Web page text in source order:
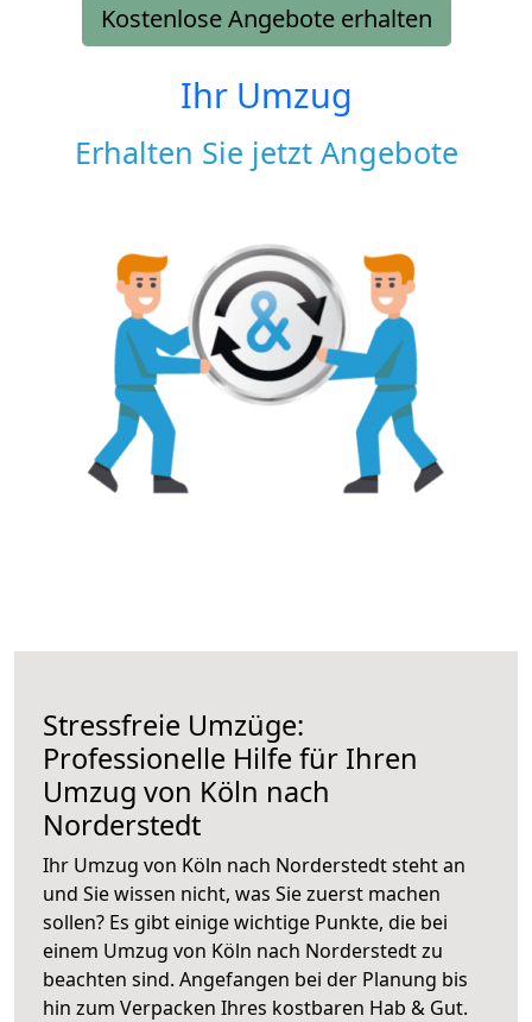
Kostenlose Angebote erhalten
Ihr Umzug
Erhalten Sie jetzt Angebote
Stressfreie Umzüge:
Professionelle Hilfe für Ihren
Umzug von Köln nach
Norderstedt
Ihr Umzug von Köln nach Norderstedt steht an
und Sie wissen nicht, was Sie zuerst machen
sollen? Es gibt einige wichtige Punkte, die bei
einem Umzug von Köln nach Norderstedt zu
beachten sind. Angefangen bei der Planung bis
hin zum Verpacken Ihres kostbaren Hab & Gut.